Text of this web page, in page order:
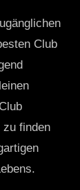
Club
zu finden